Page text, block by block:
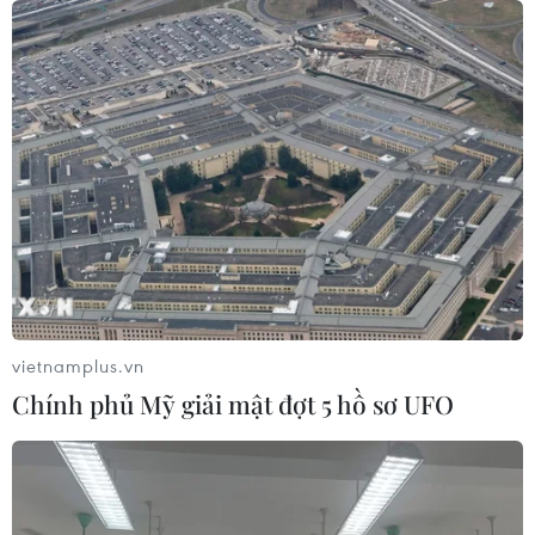
06/08/2026 03:45
Mỹ dỡ bỏ lệnh trừng phạt đối với
hãng hàng không Iraq
06/08/2026 03:34
Iran và Oman đạt thỏa thuận về
tuyến vận tải thương mại qua eo biển
Hormuz
05/08/2026 22:43
Houthi bị nghi đứng sau vụ
tấn công đánh chìm tàu hàng Ấn Độ
trên Biển Đỏ
vietnamplus.vn
Chính phủ Mỹ giải mật đợt 5 hồ sơ UFO